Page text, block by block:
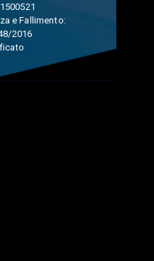
e Fallimento:
2016